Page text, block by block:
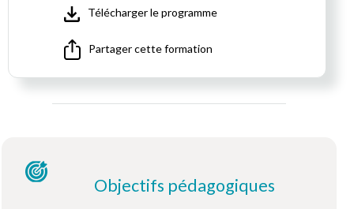
Télécharger le programme
Partager cette formation
Objectifs pédagogiques